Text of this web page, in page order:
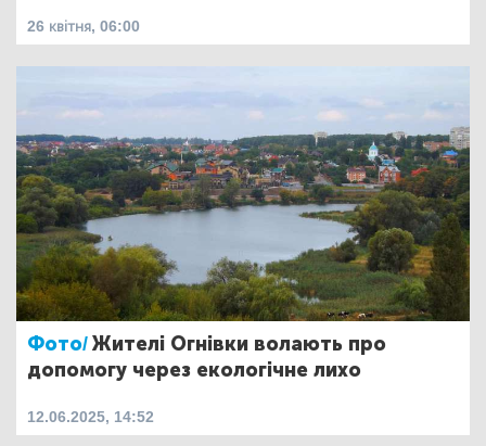
26 квітня, 06:00
Фото/Жителі Огнівки волають про
допомогу через екологічне лихо
12.06.2025, 14:52